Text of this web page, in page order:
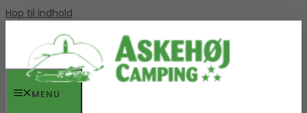
Hop til indhold
MENU